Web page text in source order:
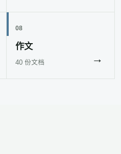
08
作文
40 份文档 →